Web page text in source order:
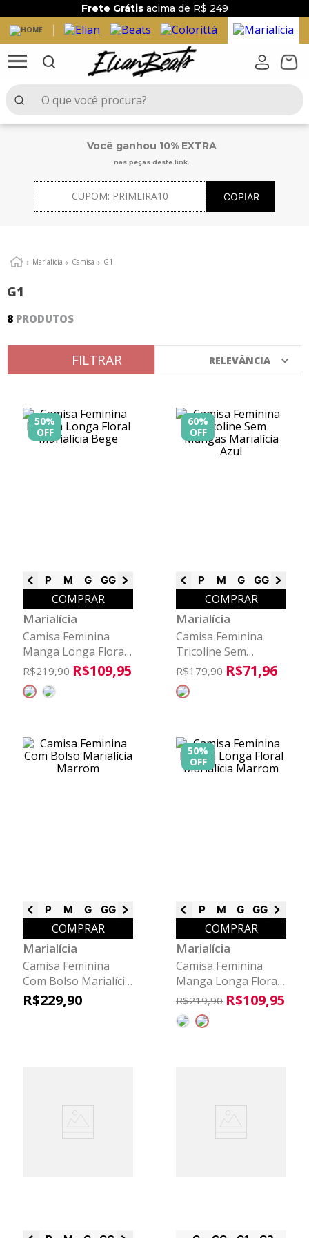
Frete Grátisacima de R$ 249
Você ganhou 10% EXTRA
nas peças deste link.
CUPOM: PRIMEIRA10 COPIAR
Marialícia Camisa G1
G1
8 PRODUTOS
FILTRAR RELEVÂNCIA
50%
OFF
P M G GG G1
COMPRAR
Marialícia
Camisa Feminina
Manga Longa Floral
Marialícia Bege
R$219,90 R$109,95
60%
OFF
P M G GG G1
COMPRAR
Marialícia
Camisa Feminina
Tricoline Sem
Mangas Marialícia
Azul
R$179,90 R$71,96
P M G GG G1
COMPRAR
Marialícia
Camisa Feminina
Com Bolso Marialícia
Marrom
R$229,90
50%
OFF
P M G GG G1
COMPRAR
Marialícia
Camisa Feminina
Manga Longa Floral
Marialícia Marrom
R$219,90 R$109,95
TERMOS MAIS BUSCADOS
elian beats
3
conjunto
8º
calça
9º
vestidos
colorittá